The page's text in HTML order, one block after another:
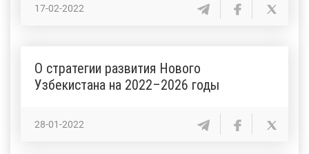
17-02-2022
О стратегии развития Нового
Узбекистана на 2022–2026 годы
28-01-2022